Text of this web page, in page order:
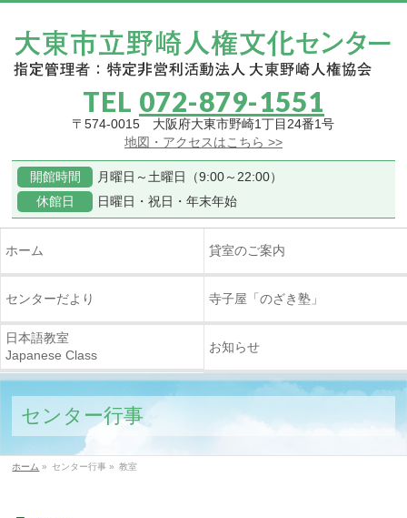
TEL 072-879-1551
〒574-0015 大阪府大東市野崎1丁目24番1号
地図・アクセスはこちら >>
開館時間
月曜日～土曜日（9:00～22:00）
休館日
日曜日・祝日・年末年始
ホーム 貸室のご案内
センターだより 寺子屋 「のざき塾」
日本語教室
Japanese Class
お知らせ
センター行事
ホーム » センター行事 » 教室